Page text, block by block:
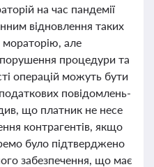
на час пандемії
відновлення таких
мораторію, але
процедури та
операцій можуть бути
повідомлень-
що платник не несе
контрагентів, якщо
було підтверджено
забезпечення, що має